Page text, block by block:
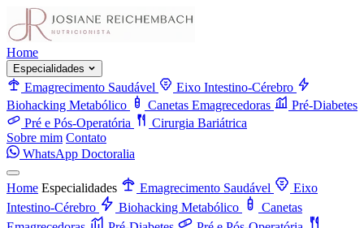
Home
Especialidades
Emagrecimento Saudável
Eixo Intestino-Cérebro
Biohacking Metabólico
Canetas Emagrecedoras
Pré-Diabetes
Pré e Pós-Operatória
Cirurgia Bariátrica
Sobre mim Contato
WhatsApp Doctoralia
Home Especialidades Emagrecimento Saudável
Eixo
Intestino-Cérebro
Biohacking Metabólico
Canetas